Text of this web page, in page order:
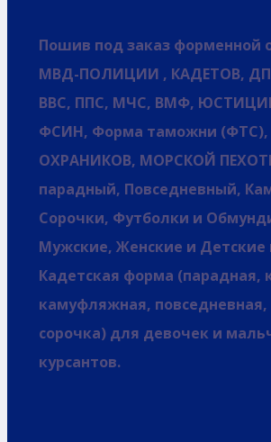
Пошив под заказ форменной
МВД-ПОЛИЦИИ , КАДЕТОВ,
ВВС, ППС, МЧС, ВМФ,
ФСИН, Форма таможни (ФТС),
ОХРАНИКОВ, МОРСКОЙ
парадный, Повседневный,
Сорочки, Футболки и
Мужские, Женские и Детские
Кадетская форма (парадная,
камуфляжная,
сорочка) для девочек и
курсантов.